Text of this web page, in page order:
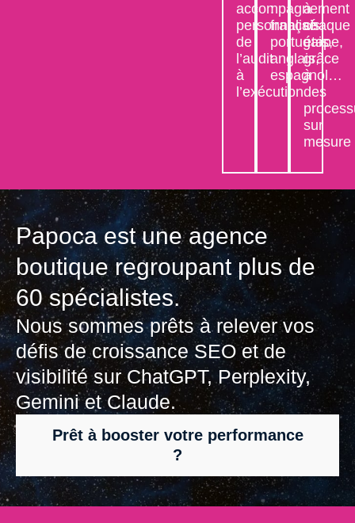
accompagnement
personnalisé
de
l’audit
à
l’exécution
:
français,
portugais,
anglais,
espagnol…
à
chaque
étape,
grâce
à
des
sur
mesure
Papoca est une agence
boutique regroupant plus de
60 spécialistes.
Nous sommes prêts à relever vos
défis de croissance SEO et de
visibilité sur ChatGPT, Perplexity,
Gemini et Claude.
Prêt à booster votre performance
?